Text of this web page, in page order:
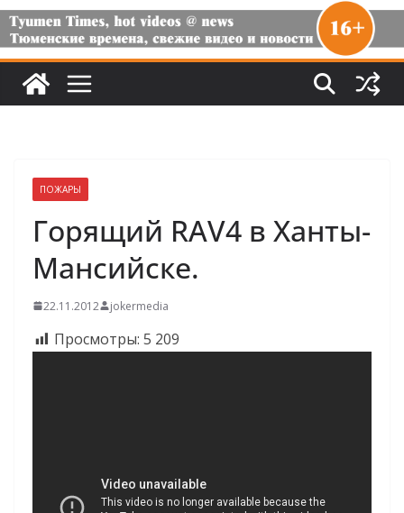
ПОЖАРЫ
Горящий RAV4 в Ханты-
Мансийске.
22.11.2012 jokermedia
Просмотры: 5 209